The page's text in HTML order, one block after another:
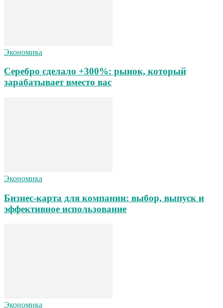
Экономика
Серебро сделало +300%: рынок, который
зарабатывает вместо вас
Экономика
Бизнес-карта для компании: выбор, выпуск и
эффективное использование
Экономика